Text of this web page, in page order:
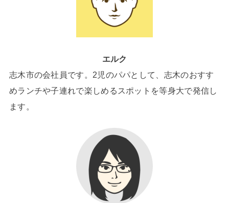
エルク
志木市の会社員です。2児のパパとして、志木のおすす
めランチや子連れで楽しめるスポットを等身大で発信し
ます。